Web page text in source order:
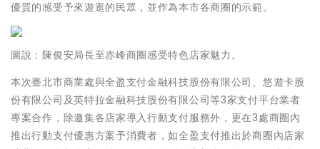
優質的感受予來遊逛的民眾，並作為本市各商圈的示範。
圖說：陳俊安局長至赤峰商圈感受特色店家魅力。
本次臺北市商業處與全盈支付金融科技股份有限公司、悠遊卡股
份有限公司及英特拉金融科技股份有限公司等3家支付平台業者
專案合作，除邀集各店家導入行動支付服務外，更在3處商圈內
推出行動支付優惠方案予消費者，如全盈支付推出於商圈內店家